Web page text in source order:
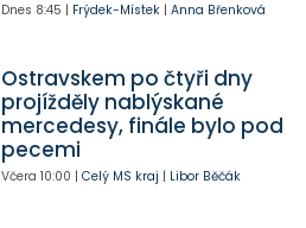
Dnes 8:45 | Frýdek-Místek| Anna Břenková
Ostravskem po čtyři dny
projížděly nablýskané
mercedesy, finále bylo pod
pecemi
Včera 10:00 | Celý MS kraj | Libor Běčák